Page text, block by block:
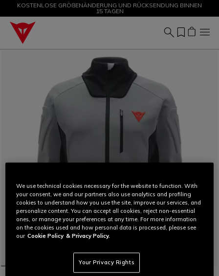
SALE BIS ZU -50 % – JETZT SHOPPEN
KOSTENLOSE GRÖßENÄNDERUNG UND RÜCKSENDUNG BINNEN
15 TAGEN
We use technical cookies necessary for the website to function. With
your consent, we and our partners also use analytics and profiling
cookies to understand how you use the site, improve our services, and
personalize content. You can accept all cookies, reject non-essential
ones, or manage your preferences at any time. For more information
on the cookies used and how personal data is processed, please see
our Cookie Policy & Privacy Policy.
Your Privacy Rights